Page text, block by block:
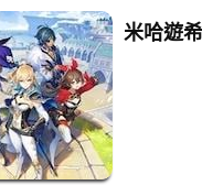
米哈遊